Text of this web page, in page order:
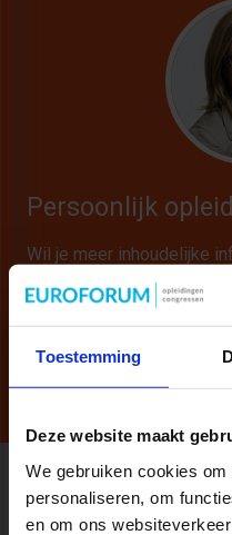
Toestemming
Deze website maakt
We gebruiken cookies
personaliseren, om
en om ons
Persoonlijk
Wil je meer inhoudelijke
Neem vrijblijvend contact